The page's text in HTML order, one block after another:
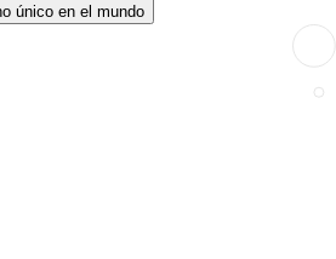
único en el mundo